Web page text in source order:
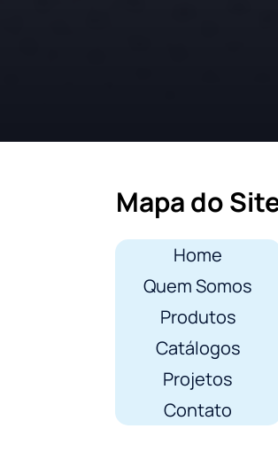
Mapa do
Home
Quem Somos
Produtos
Catálogos
Projetos
Contato